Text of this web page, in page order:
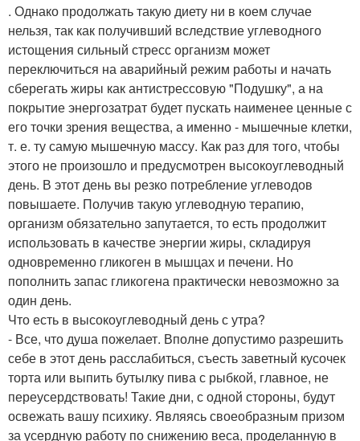
. Однако продолжать такую диету ни в коем случае
нельзя, так как получивший вследствие углеводного
истощения сильный стресс организм может
переключиться на аварийный режим работы и начать
сберегать жиры как антистрессовую "Подушку", а на
покрытие энергозатрат будет пускать наименее ценные с
его точки зрения вещества, а именно - мышечные клетки,
т. е. ту самую мышечную массу. Как раз для того, чтобы
этого не произошло и предусмотрен высокоуглеводный
день. В этот день вы резко потребление углеводов
повышаете. Получив такую углеводную терапию,
организм обязательно запутается, то есть продолжит
использовать в качестве энергии жиры, складируя
одновременно гликоген в мышцах и печени. Но
пополнить запас гликогена практически невозможно за
один день.
Что есть в высокоуглеводный день с утра?
- Все, что душа пожелает. Вполне допустимо разрешить
себе в этот день расслабиться, съесть заветный кусочек
торта или выпить бутылку пива с рыбкой, главное, не
переусердствовать! Такие дни, с одной стороны, будут
освежать вашу психику. Являясь своеобразным призом
за усердную работу по снижению веса, проделанную в